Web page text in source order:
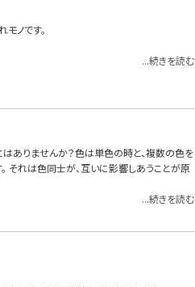
ノです。
...続きを読む
ありませんか？色は単色の時と、複数の色を
それは色同士が、互いに影響しあうことが原
...続きを読む